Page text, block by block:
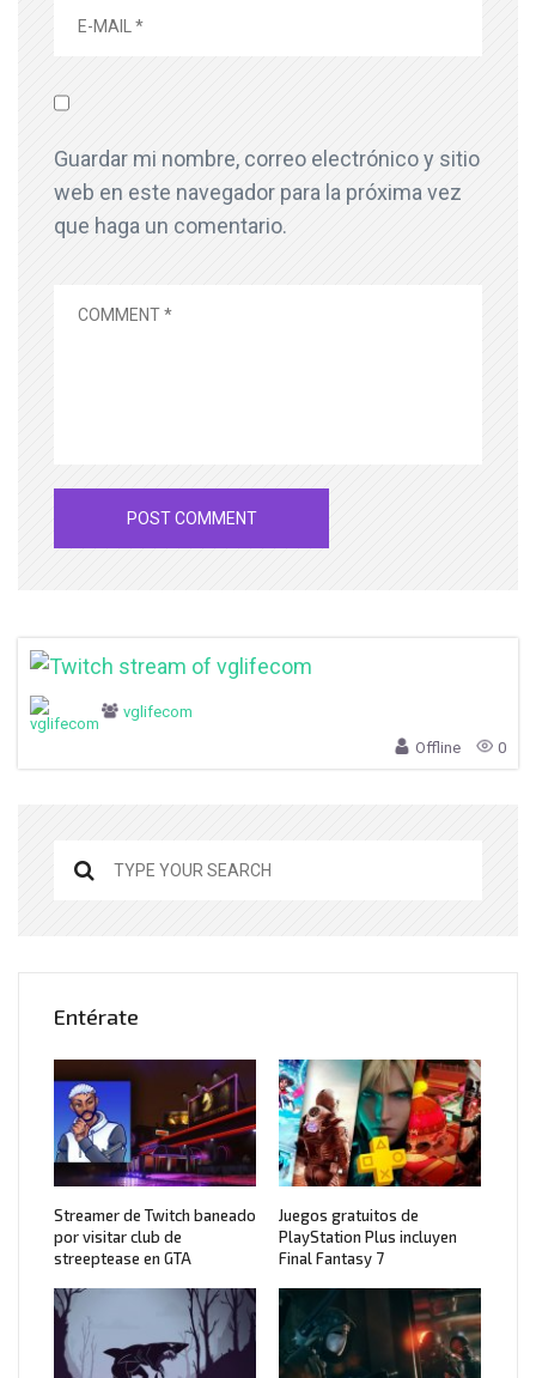
Guardar mi nombre, correo electrónico y sitio
web en este navegador para la próxima vez
que haga un comentario.
vglifecom
Offline 0
Entérate
Streamer de Twitch baneado
por visitar club de
streeptease en GTA
Juegos gratuitos de
PlayStation Plus incluyen
Final Fantasy 7